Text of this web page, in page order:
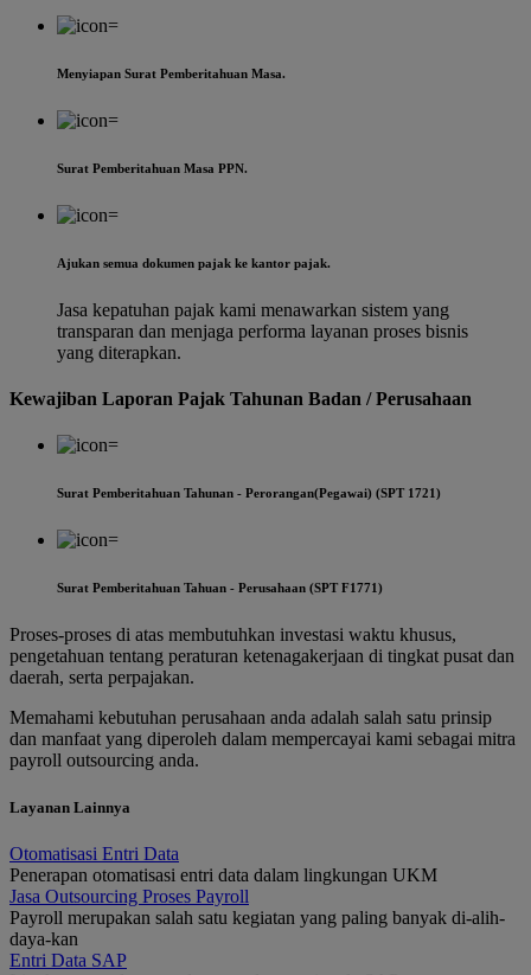
Menyiapan Surat Pemberitahuan Masa.
Surat Pemberitahuan Masa PPN.
Ajukan semua dokumen pajak ke kantor pajak.
Jasa kepatuhan pajak kami menawarkan sistem yang
transparan dan menjaga performa layanan proses bisnis
yang diterapkan.
Kewajiban Laporan Pajak Tahunan Badan / Perusahaan
Surat Pemberitahuan Tahunan - Perorangan(Pegawai) (SPT 1721)
Surat Pemberitahuan Tahuan - Perusahaan (SPT F1771)
Proses-proses di atas membutuhkan investasi waktu khusus,
pengetahuan tentang peraturan ketenagakerjaan di tingkat pusat dan
daerah, serta perpajakan.
Memahami kebutuhan perusahaan anda adalah salah satu prinsip
dan manfaat yang diperoleh dalam mempercayai kami sebagai mitra
payroll outsourcing anda.
Layanan Lainnya
Otomatisasi Entri Data
Penerapan otomatisasi entri data dalam lingkungan UKM
Jasa Outsourcing Proses Payroll
Payroll merupakan salah satu kegiatan yang paling banyak di-alih-
daya-kan
Entri Data SAP